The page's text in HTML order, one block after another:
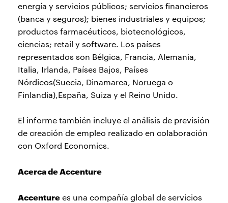
energía y servicios públicos; servicios financieros
(banca y seguros); bienes industriales y equipos;
productos farmacéuticos, biotecnológicos,
ciencias; retail y software. Los países
representados son Bélgica, Francia, Alemania,
Italia, Irlanda, Países Bajos, Países
Nórdicos(Suecia, Dinamarca, Noruega o
Finlandia),España, Suiza y el Reino Unido.
El informe también incluye el análisis de previsión
de creación de empleo realizado en colaboración
con Oxford Economics.
Acerca de Accenture
Accenturees una compañía global de servicios